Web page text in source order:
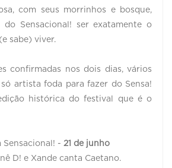
com seus morrinhos e bosque,
do Sensacional! ser exatamente o
sabe) viver.
confirmadas nos dois dias, vários
artista foda para fazer do Sensa!
histórica do festival que é o
- 21 de junho
D! e Xande canta Caetano.